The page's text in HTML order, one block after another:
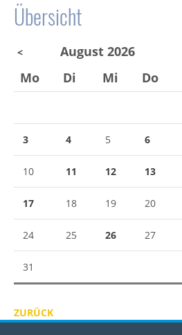
Übersicht
< August 2026
Mo Di Mi Do
3 4 5 6
10 11 12 13
17 18 19 20
24 25 26 27
31
ZURÜCK